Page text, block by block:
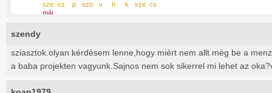
sze
máj
cs
p
szo
v
h
k
sze cs
szendy
sziasztok.olyan kérdésem lenne,hogy miért nem allt még be a
a baba projekten vagyunk.Sajnos nem sok sikerrel mi lehet az